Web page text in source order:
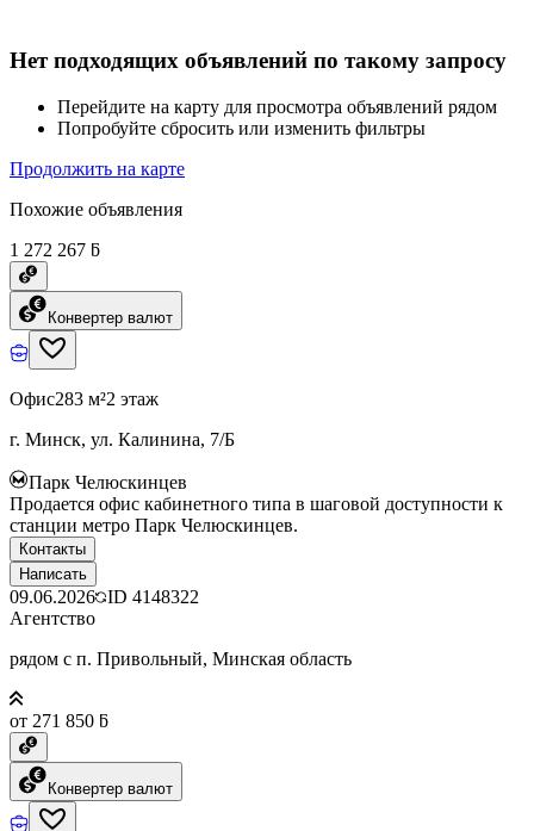
Нет подходящих объявлений по такому запросу
Перейдите на карту для просмотра объявлений рядом
Попробуйте сбросить или изменить фильтры
Продолжить на карте
Похожие объявления
1 272 267 ƃ
Конвертер валют
Офис283 м²2 этаж
г. Минск, ул. Калинина, 7/Б
Парк Челюскинцев
Продается офис кабинетного типа в шаговой доступности к
станции метро Парк Челюскинцев.
Контакты
Написать
09.06.2026 ID 4148322
Агентство
рядом с п. Привольный, Минская область
от 271 850 ƃ
Конвертер валют